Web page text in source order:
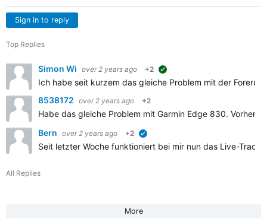
Sign in to reply
Top Replies
Simon Wi over 2 years ago +2
Ich habe seit kurzem das gleiche Problem mit der
8538172 over 2 years ago +2
Habe das gleiche Problem mit Garmin Edge 830. Vorher
Bern over 2 years ago +2
Seit letzter Woche funktioniert bei mir nun das Live-
All Replies
More